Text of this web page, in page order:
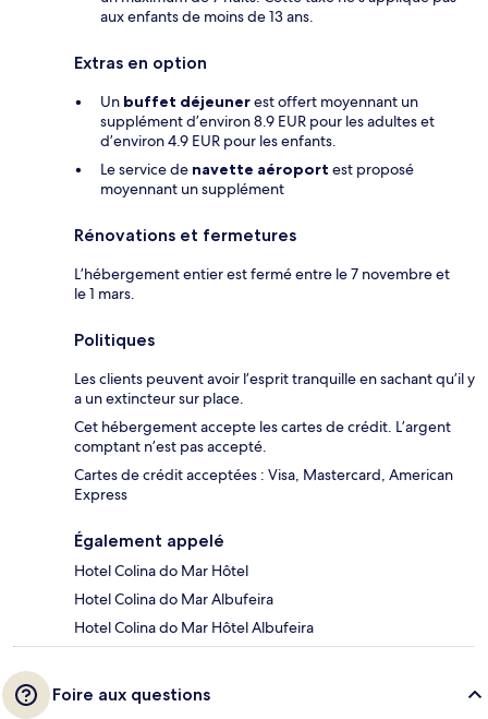
aux enfants de moins de 13 ans.
Extras en option
Un buffet déjeunerest offert moyennant un
supplément d’environ 8.9 EUR pour les adultes et
d’environ 4.9 EUR pour les enfants.
Le service de navette aéroport est proposé
moyennant un supplément
Rénovations et fermetures
L’hébergement entier est fermé entre le 7 novembre et
le 1 mars.
Politiques
Les clients peuvent avoir l’esprit tranquille en sachant qu’il y
a un extincteur sur place.
Cet hébergement accepte les cartes de crédit. L’argent
comptant n’est pas accepté.
Cartes de crédit acceptées : Visa, Mastercard, American
Express
Également appelé
Hotel Colina do Mar Hôtel
Hotel Colina do Mar Albufeira
Hotel Colina do Mar Hôtel Albufeira
Foire aux questions